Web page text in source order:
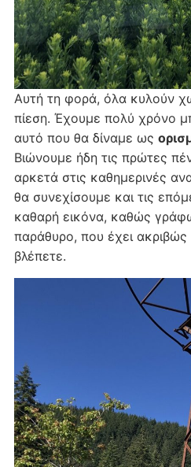
Αυτή τη φορά, όλα κυλούν
πίεση. Έχουμε πολύ χρόνο
αυτό που θα δίναμε ως
Βιώνουμε ήδη τις πρώτες
αρκετά στις καθημερινές
θα συνεχίσουμε και τις
καθαρή εικόνα, καθώς
παράθυρο, που έχει
βλέπετε.